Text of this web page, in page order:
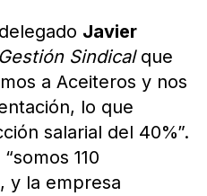
Javier
Gestión Sindicalque
a Aceiteros y nos
lo que
salarial del 40%”.
110
y la empresa